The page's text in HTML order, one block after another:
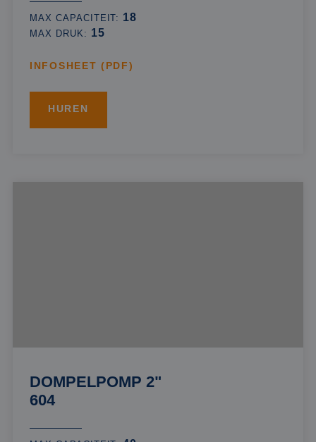
MAX CAPACITEIT: 18
MAX DRUK: 15
INFOSHEET (PDF)
HUREN
DOMPELPOMP 2"
604